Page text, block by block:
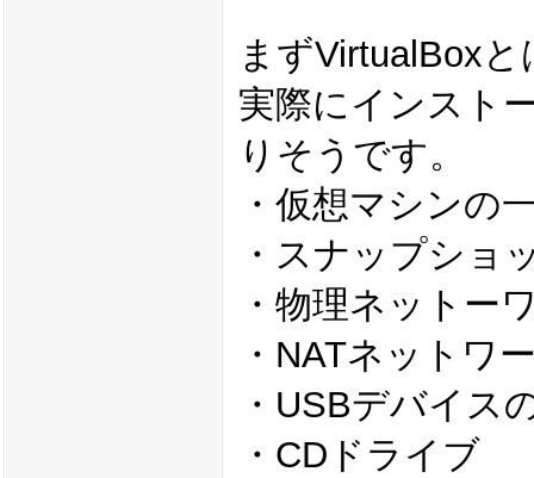
まずVirtualBox
実際にインスト
りそうです。
・仮想マシンの
・スナップショ
・物理ネットー
・NATネットワ
・USBデバイス
・CDドライブ